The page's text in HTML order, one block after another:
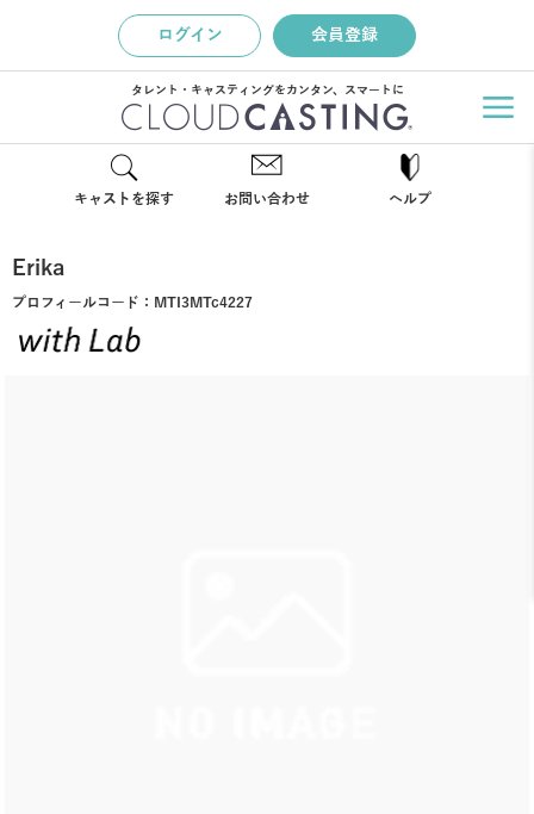
ログイン 会員登録
タレント・キャスティングをカンタン、スマートに
キャストを探す お問い合わせ ヘルプ
Erika
プロフィールコード： MTI3MTc4227